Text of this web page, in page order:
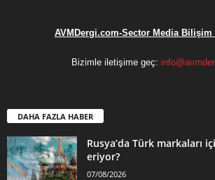
AVMDergi.com-Sector Media Bilişim
Bizimle iletişime geç:
DAHA FAZLA HABER
Rusya’da Türk markaları
eriyor?
07/08/2026